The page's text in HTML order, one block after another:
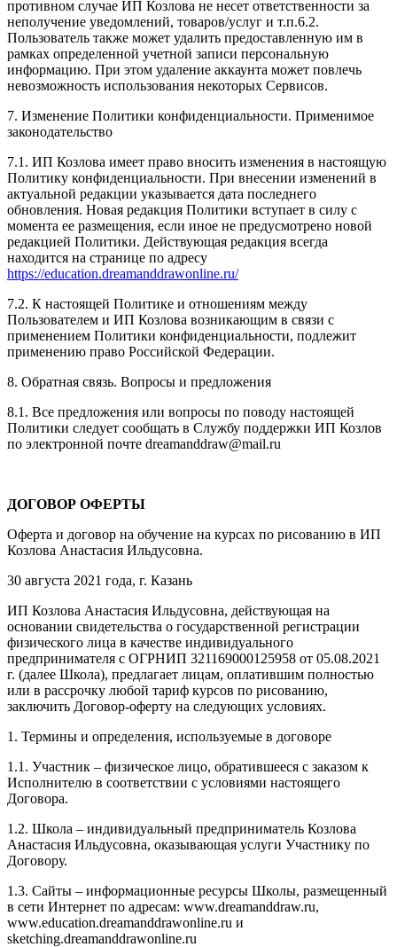
противном случае ИП Козлова не несет ответственности за
неполучение уведомлений, товаров/услуг и т.п.6.2.
Пользователь также может удалить предоставленную им в
рамках определенной учетной записи персональную
информацию. При этом удаление аккаунта может повлечь
невозможность использования некоторых Сервисов.
7. Изменение Политики конфиденциальности. Применимое
законодательство
7.1. ИП Козлова имеет право вносить изменения в настоящую
Политику конфиденциальности. При внесении изменений в
актуальной редакции указывается дата последнего
обновления. Новая редакция Политики вступает в силу с
момента ее размещения, если иное не предусмотрено новой
редакцией Политики. Действующая редакция всегда
находится на странице по адресу
https://education.dreamanddrawonline.ru/
7.2. К настоящей Политике и отношениям между
Пользователем и ИП Козлова возникающим в связи с
применением Политики конфиденциальности, подлежит
применению право Российской Федерации.
8. Обратная связь. Вопросы и предложения
8.1. Все предложения или вопросы по поводу настоящей
Политики следует сообщать в Службу поддержки ИП Козлов
по электронной почте dreamanddraw@mail.ru
ДОГОВОР ОФЕРТЫ
Оферта и договор на обучение на курсах по рисованию в ИП
Козлова Анастасия Ильдусовна.
30 августа 2021 года, г. Казань
ИП Козлова Анастасия Ильдусовна, действующая на
основании свидетельства о государственной регистрации
физического лица в качестве индивидуального
предпринимателя с ОГРНИП 321169000125958 от 05.08.2021
г. (далее Школа), предлагает лицам, оплатившим полностью
или в рассрочку любой тариф курсов по рисованию,
заключить Договор-оферту на следующих условиях.
1. Термины и определения, используемые в договоре
1.1. Участник – физическое лицо, обратившееся с заказом к
Исполнителю в соответствии с условиями настоящего
Договора.
1.2. Школа – индивидуальный предприниматель Козлова
Анастасия Ильдусовна, оказывающая услуги Участнику по
Договору.
1.3. Сайты – информационные ресурсы Школы, размещенный
в сети Интернет по адресам: www.dreamanddraw.ru,
www.education.dreamanddrawonline.ru и
sketching.dreamanddrawonline.ru